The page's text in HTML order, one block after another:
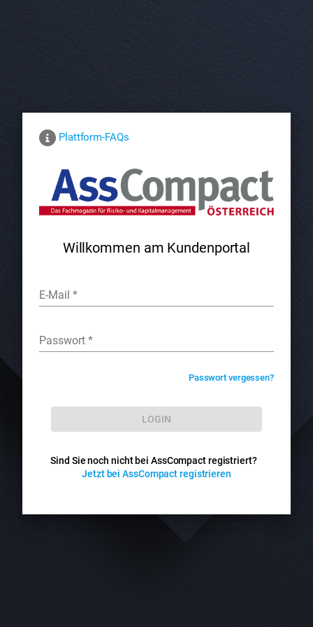
Plattform-FAQs
Willkommen am Kundenportal
E-Mail *
Passwort *
Passwort vergessen?
LOGIN
Sind Sie noch nicht bei AssCompact registriert?
Jetzt bei AssCompact registrieren